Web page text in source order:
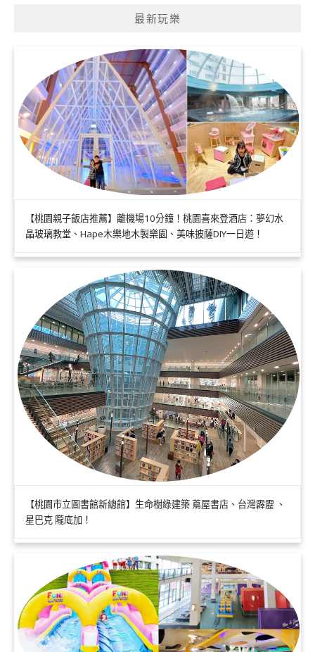
最新玩樂
【桃園親子飯店推薦】離機場10分鐘！桃園喜來登酒店：夢幻水
晶玻璃教堂、Hape木樂地木製樂園、美味披薩DIY一日遊！
【桃園市立圖書館新總館】生命樹綠建築 蔦屋書店、台灣霹靂 、
星巴克 隴底加！